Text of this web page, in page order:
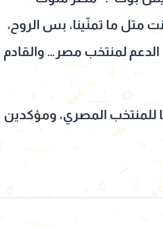
متل ما تمنّينا، بس الروح،
الدعم لمنتخب مصر… والقادم
للمنتخب المصري، ومؤكدين